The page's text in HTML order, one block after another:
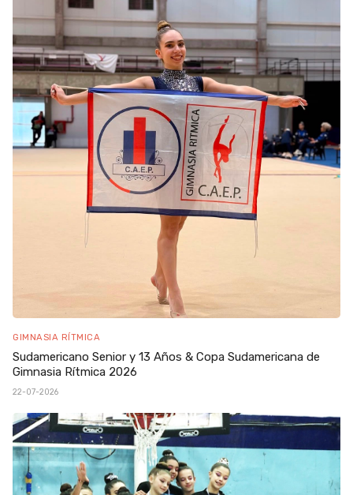
GIMNASIA RÍTMICA
Sudamericano Senior y 13 Años & Copa Sudamericana de
Gimnasia Rítmica 2026
22-07-2026